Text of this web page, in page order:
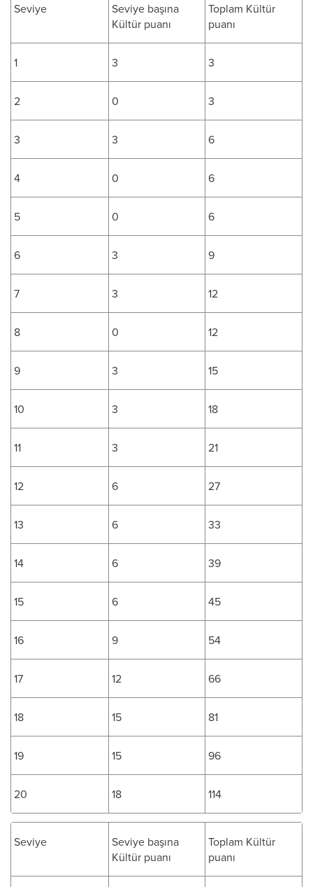
Seviye
Seviye başına
Kültür puanı
Toplam Kültür
puanı
1 3 3
2 0 3
3 3 6
4 0 6
5 0 6
6 3 9
7 3 12
8 0 12
9 3 15
10 3 18
11 3 21
12 6 27
13 6 33
14 6 39
15 6 45
16 9 54
17 12 66
18 15 81
19 15 96
20 18 114
Seviye
Seviye başına
Kültür puanı
Toplam Kültür
puanı